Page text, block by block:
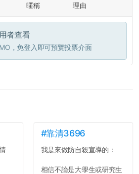
暱稱 理由
者查看
，免登入即可預覽投票介面
#靠清3696
我是來做防自殺宣導的：
相信不論是大學生或研究生